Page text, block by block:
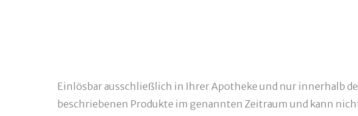
Einlösbar ausschließlich in Ihrer Apotheke und nur innerhalb
beschriebenen Produkte im genannten Zeitraum und kann